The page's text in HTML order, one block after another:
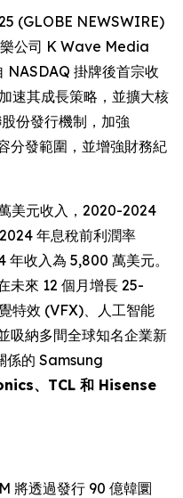
(GLOBE NEWSWIRE)
公司 K Wave Media
NASDAQ 掛牌後首宗收
速其成長策略，並擴大核
份發行機制，加強
分發範圍，並增強財務紀
美元收入，2020-2024
年息稅前利潤率
收入為 5,800 萬美元。
未來 12 個月增長 25-
特效 (VFX)、人工智能
吸納多間全球知名企業新
係的 Samsung
、TCL 和 Hisense
將透過發行 90 億韓圜